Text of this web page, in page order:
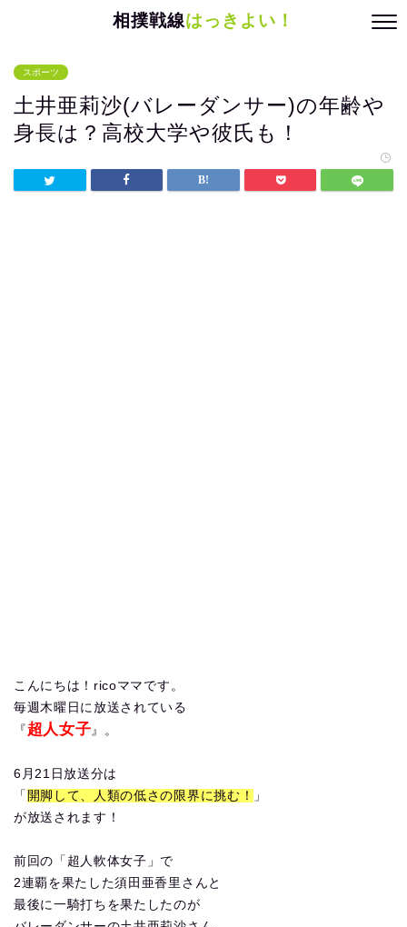
相撲戦線はっきよい！
スポーツ
土井亜莉沙(バレーダンサー)の年齢や
身長は？高校大学や彼氏も！
こんにちは！ricoママです。
毎週木曜日に放送されている
『 超人女子』。
6月21日放送分は
「 開脚して、人類の低さの限界に挑む！
」
が放送されます！
前回の「超人軟体女子」で
2連覇を果たした須田亜香里さんと
最後に一騎打ちを果たしたのが